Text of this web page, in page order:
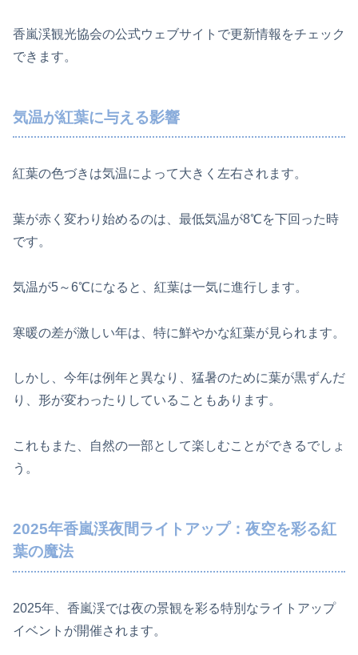
香嵐渓観光協会の公式ウェブサイトで更新情報をチェック
できます。
気温が紅葉に与える影響
紅葉の色づきは気温によって大きく左右されます。
葉が赤く変わり始めるのは、最低気温が8℃を下回った時
です。
気温が5～6℃になると、紅葉は一気に進行します。
寒暖の差が激しい年は、特に鮮やかな紅葉が見られます。
しかし、今年は例年と異なり、猛暑のために葉が黒ずんだ
り、形が変わったりしていることもあります。
これもまた、自然の一部として楽しむことができるでしょ
う。
2025年香嵐渓夜間ライトアップ：夜空を彩る紅
葉の魔法
2025年、香嵐渓では夜の景観を彩る特別なライトアップ
イベントが開催されます。